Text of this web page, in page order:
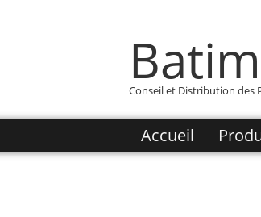
Conseil et Distribution des
Accueil